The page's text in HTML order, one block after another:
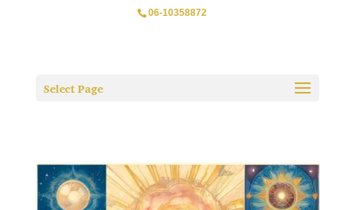
06-10358872
Select Page